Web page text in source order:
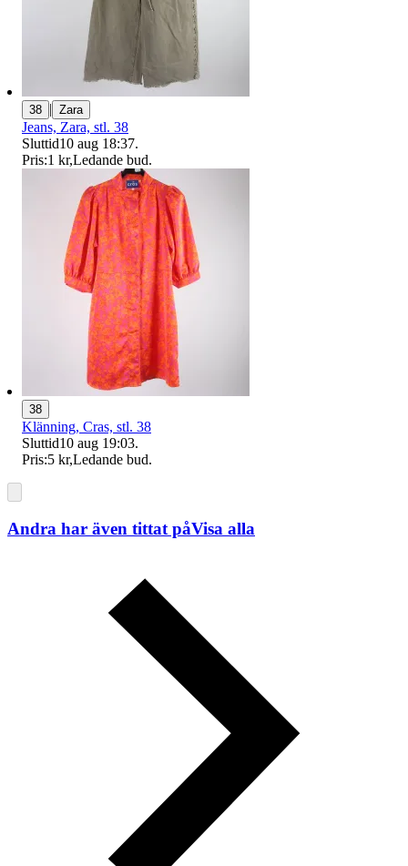
38 | Zara
Jeans, Zara, stl. 38
Sluttid10 aug 18:37.
Pris:1 kr,Ledande bud.
38
Klänning, Cras, stl. 38
Sluttid10 aug 19:03.
Pris:5 kr,Ledande bud.
Andra har även tittat påVisa alla